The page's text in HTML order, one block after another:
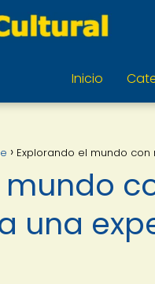
Inicio
Explorando el mundo
una